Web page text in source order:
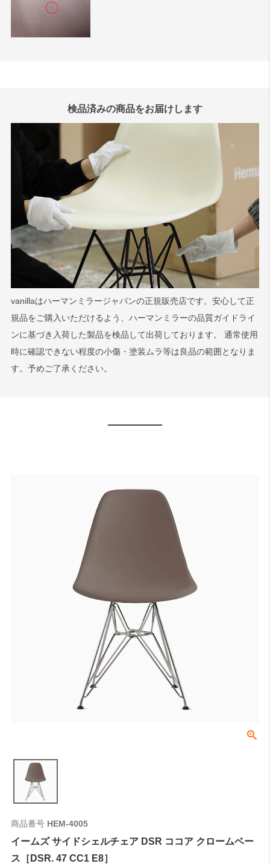
検品済みの商品をお届けします
vanillaはハーマンミラージャパンの正規販売店です。安心して正
規品をご購入いただけるよう、ハーマンミラーの品質ガイドライ
ンに基づき入荷した製品を検品して出荷しております。 通常使用
時に確認できない程度の小傷・塗装ムラ等は良品の範囲となりま
す。予めご了承ください。
商品番号 HEM-4005
イームズ サイドシェルチェア DSR ココア クロームベー
ス［DSR. 47 CC1 E8］